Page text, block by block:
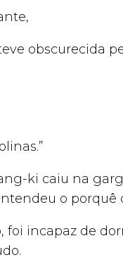
obscurecida
ki caiu na
o porquê
foi incapaz de